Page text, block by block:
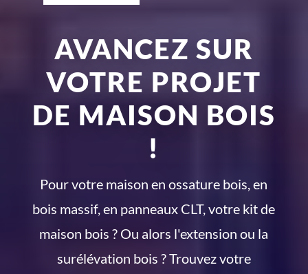
AVANCEZ SUR
VOTRE PROJET
DE MAISON BOIS
!
Pour votre maison en ossature bois, en
bois massif, en panneaux CLT, votre kit de
maison bois ? Ou alors l'extension ou la
surélévation bois ? Trouvez votre